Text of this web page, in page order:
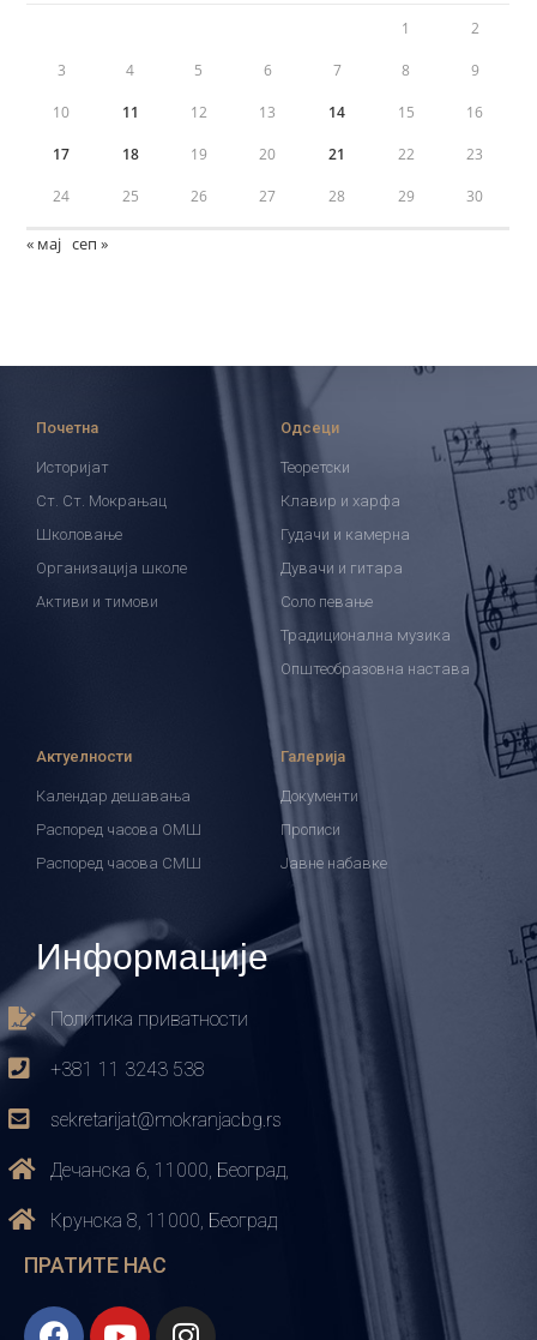
1 2
3 4 5 6 7 8 9
10 11 12 13 14 15 16
17 18 19 20 21 22 23
24 25 26 27 28 29 30
« мај сеп »
Почетна
Историјат
Ст. Ст. Мокрањац
Школовање
Организација школе
Активи и тимови
Одсеци
Теоретски
Клавир и харфа
Гудачи и камерна
Дувачи и гитара
Соло певање
Традиционална музика
Општеобразовна настава
Актуелности
Календар дешавања
Распоред часова ОМШ
Распоред часова СМШ
Галерија
Документи
Прописи
Јавне набавке
Информације
Политика приватности
+381 11 3243 538
sekretarijat@mokranjacbg.rs
Дечанска 6, 11000, Београд,
Крунска 8, 11000, Београд
ПРАТИТЕ НАС